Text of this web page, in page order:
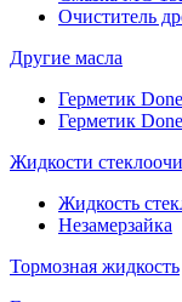
Очиститель
Другие масла
Герметик
Герметик
Жидкости
Жидкость
Незамерзайка
Тормозная жидкость